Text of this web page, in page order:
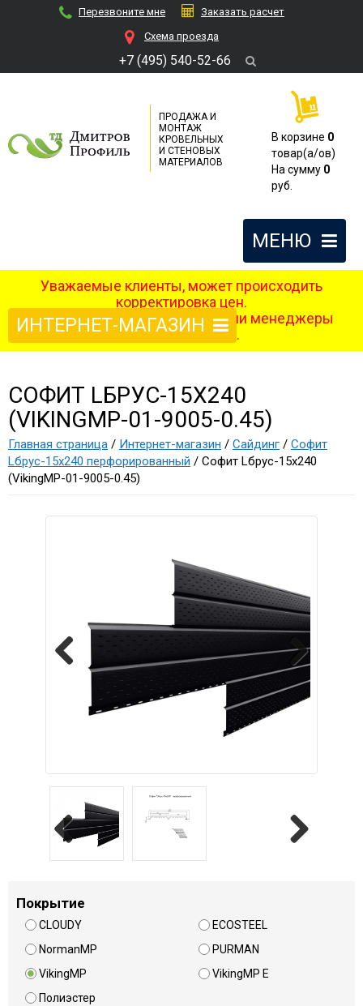
Перезвоните мне
Заказать расчет
Cхема проезда
+7 (495) 540-52-66
ПРОДАЖА И
МОНТАЖ
КРОВЕЛЬНЫХ
И СТЕНОВЫХ
МАТЕРИАЛОВ
В корзине 0
товар(a/ов)
На сумму 0
руб.
МЕНЮ
Уважаемые клиенты, может происходить
корректировка цен.
После оформления заказа наши менеджеры
свяжутся с вами.
ИНТЕРНЕТ-МАГАЗИН
СОФИТ LБРУС-15Х240
(VIKINGMP-01-9005-0.45)
Главная страница / Интернет-магазин / Сайдинг / Софит
Lбрус-15х240 перфорированный / Софит Lбрус-15х240
(VikingMP-01-9005-0.45)
Next
Previous
Покрытие
CLOUDY
ECOSTEEL
NormanMP
PURMAN
VikingMP
VikingMP E
Полиэстер